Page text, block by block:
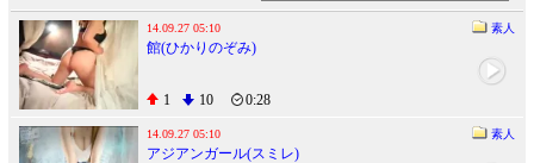
14.09.27 05:10 素人
館(ひかりのぞみ)
1 10 0:28
14.09.27 05:10 素人
アジアンガール(スミレ)